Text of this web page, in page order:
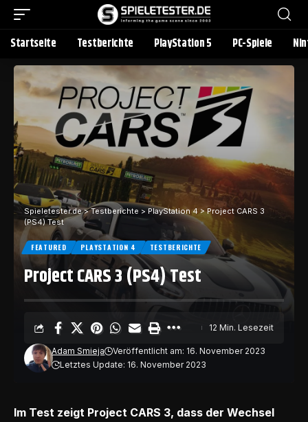
Startseite Testberichte PlayStation 5 PC-Spiele
Spieletester.de>Testberichte >PlayStation 4 >Project CARS 3
(PS4) Test
FEATURED PLAYSTATION 4 TESTBERICHTE
Project CARS 3 (PS4) Test
Adam Smieja
Veröffentlicht am: 16. November 2023
Letztes Update: 16. November 2023
12 Min. Lesezeit
Im Test zeigt Project CARS 3, dass der Wechsel